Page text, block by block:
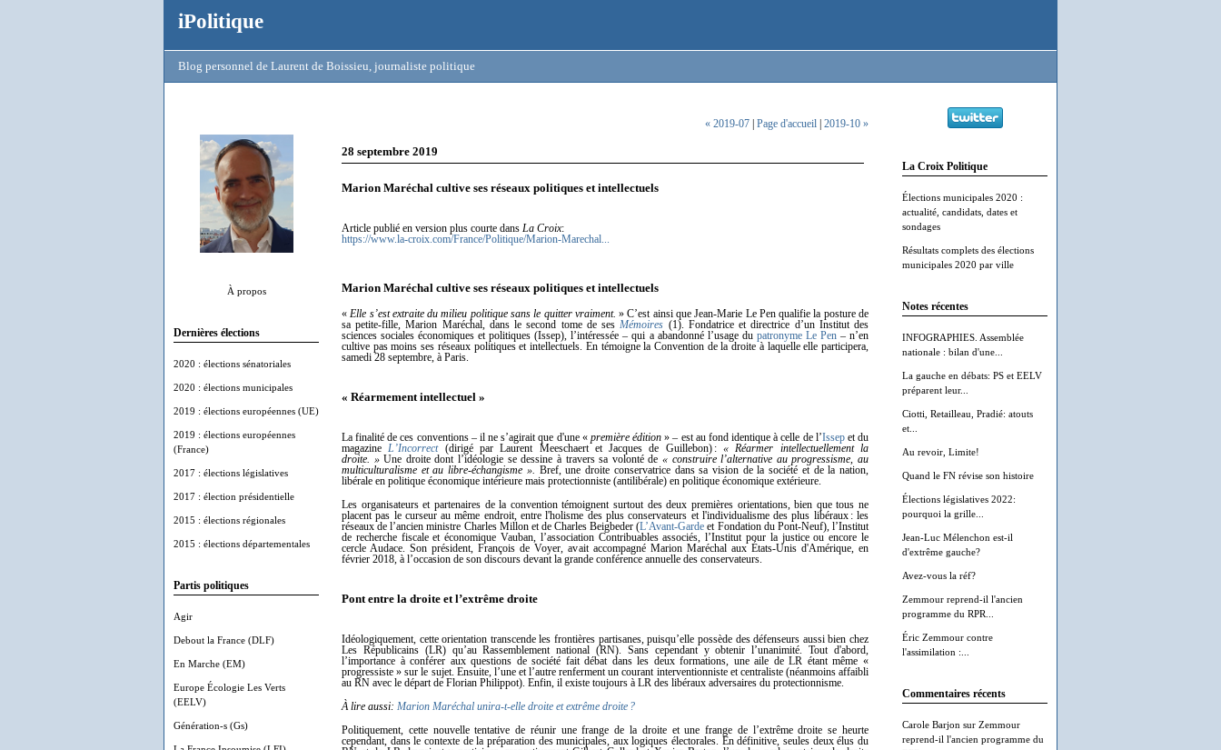
iPolitique
Blog personnel de Laurent de Boissieu, journaliste politique
À propos
Dernières élections
2020 : élections sénatoriales
2020 : élections municipales
2019 : élections européennes (UE)
2019 : élections européennes
(France)
2017 : élections législatives
2017 : élection présidentielle
2015 : élections régionales
2015 : élections départementales
Partis politiques
Agir
Debout la France (DLF)
En Marche (EM)
Europe Écologie Les Verts
(EELV)
Génération-s (Gs)
La Croix Politique
Élections municipales 2020 :
actualité, candidats, dates et
sondages
Résultats complets des élections
municipales 2020 par ville
Notes récentes
INFOGRAPHIES. Assemblée
nationale : bilan d'une...
La gauche en débats: PS et EELV
préparent leur...
Ciotti, Retailleau, Pradié: atouts
et...
Au revoir, Limite!
Quand le FN révise son histoire
Élections législatives 2022:
pourquoi la grille...
Jean-Luc Mélenchon est-il
d'extrême gauche?
Avez-vous la réf?
Zemmour reprend-il l'ancien
programme du RPR...
Éric Zemmour contre
l'assimilation :...
Commentaires récents
Carole Barjon sur Zemmour
reprend-il l'ancien programme du
« 2019-07 Page d'accueil 2019-10 »
28 septembre 2019
Marion Maréchal cultive ses réseaux politiques et intellectuels
Article publié en version plus courte dans La Croix:
https://www.la-croix.com/France/Politique/Marion-Marechal...
Marion Maréchal cultive ses réseaux politiques et intellectuels
« Elle s’est extraite du milieu politique sans le quitter vraiment. » C’est ainsi que Jean-Marie Le Pen qualifie la posture de
sa petite-fille, Marion Maréchal, dans le second tome de ses Mémoires (1). Fondatrice et directrice d’un Institut des
sciences sociales économiques et politiques (Issep), l’intéressée – qui a abandonné l’usage du patronyme Le Pen– n’en
cultive pas moins ses réseaux politiques et intellectuels. En témoigne la Convention de la droite à laquelle elle participera,
samedi 28 septembre, à Paris.
« Réarmement intellectuel »
La finalité de ces conventions – il ne s’agirait que d'une « première édition » – est au fond identique à celle de l’Issepet du
magazine L’Incorrect(dirigé par Laurent Meeschaert et Jacques de Guillebon) :« Réarmer intellectuellement la
droite. »Une droite dont l’idéologie se dessine à travers sa volonté de « construire l’alternative au progressisme, au
multiculturalisme et au libre-échangisme ».
Bref, une droite conservatrice dans sa vision de la société et de la nation,
libérale en politique économique intérieure mais protectionniste (antilibérale) en politique économique extérieure.
Les organisateurs et partenaires de la convention témoignent surtout des deux premières orientations, bien que tous ne
placent pas le curseur au même endroit, entre l'holisme des plus conservateurs et l'individualisme des plus libéraux : les
réseaux de l’ancien ministre Charles Millon et de Charles Beigbeder (L’Avant-Garde et Fondation du Pont-Neuf), l’Institut
de recherche fiscale et économique Vauban, l’association Contribuables associés, l’Institut pour la justice ou encore le
cercle Audace. Son président, François de Voyer, avait accompagné Marion Maréchal aux États-Unis d'Amérique, en
février 2018, à l’occasion de son discours devant la grande conférence annuelle des conservateurs.
Pont entre la droite et l’extrême droite
Idéologiquement, cette orientation transcende les frontières partisanes, puisqu’elle possède des défenseurs aussi bien chez
Les Républicains (LR) qu’au Rassemblement national (RN). Sans cependant y obtenir l’unanimité. Tout d'abord,
l’importance à conférer aux questions de société fait débat dans les deux formations, une aile de LR étant même «
progressiste » sur le sujet. Ensuite, l’une et l’autre renferment un courant interventionniste et centraliste (néanmoins affaibli
au RN avec le départ de Florian Philippot). Enfin, il existe toujours à LR des libéraux adversaires du protectionnisme.
À lire aussi: Marion Maréchal unira-t-elle droite et extrême droite ?
Politiquement, cette nouvelle tentative de réunir une frange de la droite et une frange de l’extrême droite se heurte
cependant, dans le contexte de la préparation des municipales, aux logiques électorales. En définitive, seules deux élus du